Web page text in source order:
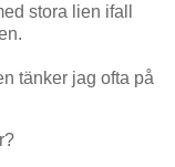
stora lien ifall
tänker jag ofta på